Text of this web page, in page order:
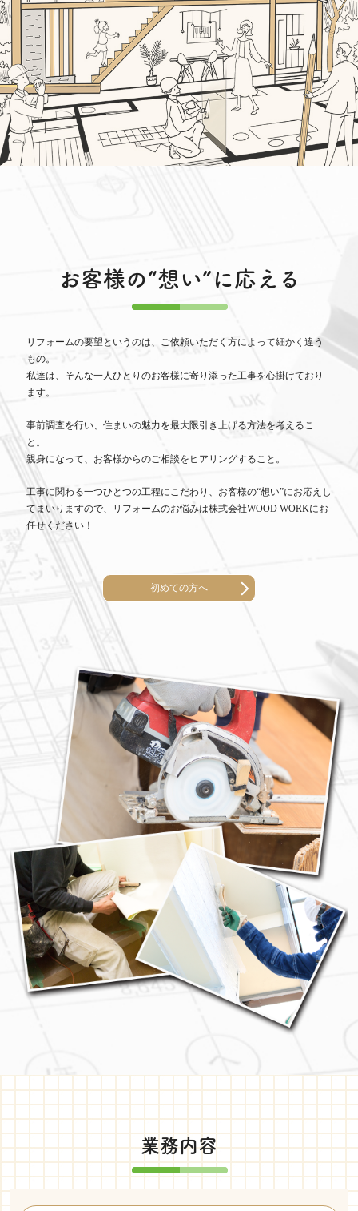
お客様の“想い”に応える
リフォームの要望というのは、ご依頼いただく方によって細かく違う
もの。
私達は、そんな一人ひとりのお客様に寄り添った工事を心掛けており
ます。
事前調査を行い、住まいの魅力を最大限引き上げる方法を考えるこ
と。
親身になって、お客様からのご相談をヒアリングすること。
工事に関わる一つひとつの工程にこだわり、お客様の“想い”にお応えし
てまいりますので、リフォームのお悩みは株式会社WOOD WORKにお
任せください！
初めての方へ
業務内容